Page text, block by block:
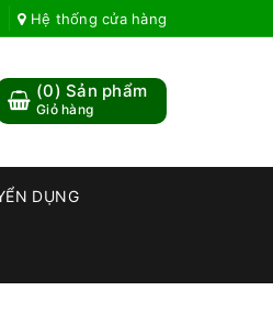
Hệ thống cửa hàng
(0) Sản phẩm
Giỏ hàng
DỤNG